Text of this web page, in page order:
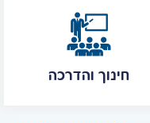
חינוך והדרכה